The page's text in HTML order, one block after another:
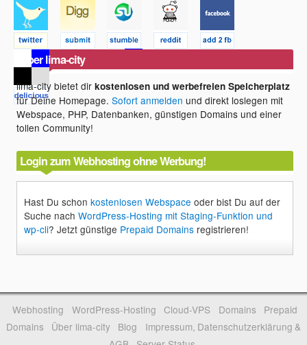
Über lima-city
lima-city bietet dirkostenlosen und werbefreien Speicherplatz
für Deine Homepage.Sofort anmelden und direkt loslegen mit
Webspace, PHP, Datenbanken, günstigen Domains und einer
tollen Community!
Login zum Webhosting ohne Werbung!
Hast Du schonkostenlosen Webspace oder bist Du auf der
Suche nachWordPress-Hosting mit Staging-Funktion und
wp-cli? Jetzt günstige Prepaid Domains registrieren!
Webhosting WordPress-Hosting Cloud-VPS Domains
Prepaid
Domains
Über lima-city Blog
Impressum, Datenschutzerklärung &